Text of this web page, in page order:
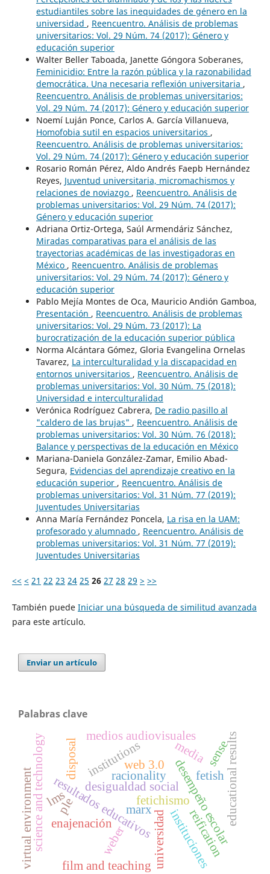
estudiantiles sobre las inequidades de género en la
universidad , Reencuentro. Análisis de problemas
universitarios: Vol. 29 Núm. 74 (2017): Género y
educación superior
Walter Beller Taboada, Janette Góngora Soberanes,
Feminicidio: Entre la razón pública y la razonabilidad
democrática. Una necesaria reflexión universitaria ,
Reencuentro. Análisis de problemas universitarios:
Vol. 29 Núm. 74 (2017): Género y educación superior
Noemí Luján Ponce, Carlos A. García Villanueva,
Homofobia sutil en espacios universitarios ,
Reencuentro. Análisis de problemas universitarios:
Vol. 29 Núm. 74 (2017): Género y educación superior
Rosario Román Pérez, Aldo Andrés Faepb Hernández
Reyes, Juventud universitaria, micromachismos y
relaciones de noviazgo , Reencuentro. Análisis de
problemas universitarios: Vol. 29 Núm. 74 (2017):
Género y educación superior
Adriana Ortiz-Ortega, Saúl Armendáriz Sánchez,
Miradas comparativas para el análisis de las
trayectorias académicas de las investigadoras en
México , Reencuentro. Análisis de problemas
universitarios: Vol. 29 Núm. 74 (2017): Género y
educación superior
Pablo Mejía Montes de Oca, Mauricio Andión Gamboa,
Presentación , Reencuentro. Análisis de problemas
universitarios: Vol. 29 Núm. 73 (2017): La
burocratización de la educación superior pública
Norma Alcántara Gómez, Gloria Evangelina Ornelas
Tavarez, La interculturalidad y la discapacidad en
entornos universitarios , Reencuentro. Análisis de
problemas universitarios: Vol. 30 Núm. 75 (2018):
Universidad e interculturalidad
Verónica Rodríguez Cabrera, De radio pasillo al
"caldero de las brujas" , Reencuentro. Análisis de
problemas universitarios: Vol. 30 Núm. 76 (2018):
Balance y perspectivas de la educación en México
Mariana-Daniela González-Zamar, Emilio Abad-
Segura, Evidencias del aprendizaje creativo en la
educación superior , Reencuentro. Análisis de
problemas universitarios: Vol. 31 Núm. 77 (2019):
Juventudes Universitarias
Anna María Fernández Poncela, La risa en la UAM:
profesorado y alumnado , Reencuentro. Análisis de
problemas universitarios: Vol. 31 Núm. 77 (2019):
Juventudes Universitarias
<< < 21 22 23 24 25 26 27 28 29 > >>
También puede Iniciar una búsqueda de similitud avanzada
para este artículo.
Enviar un artículo
Palabras clave
universidad
fetichismo
resultados educativos desempeño escolar
desigualdad social
racionality
weber
institutions
instituciones
fetish
disposal
reification
enajenación
marx educational results
media
film and teaching
medios audiovisuales
science and technology
virtual environment ple
lms
web 3.0 sense